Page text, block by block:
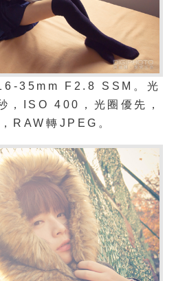
35mm F2.8 SSM。光
，ISO 400，光圈優先，
RAW轉JPEG。